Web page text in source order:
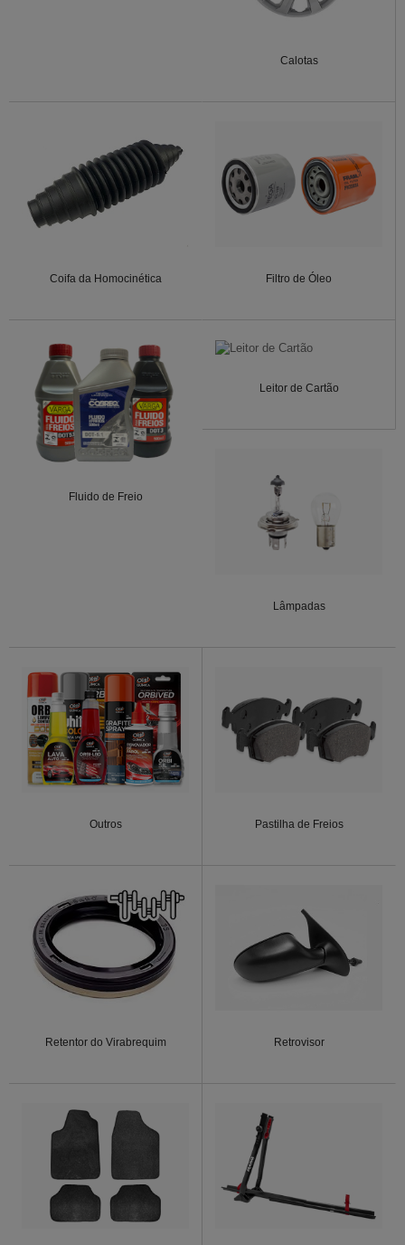
Calotas
Coifa da Homocinética Filtro de Óleo
Fluido de Freio
Leitor de Cartão
Lâmpadas
Outros Pastilha de Freios
Retentor do Virabrequim Retrovisor